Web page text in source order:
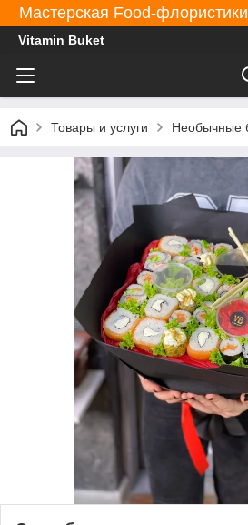
Мастерская Food-
Vitamin Buket
Товары и услуги Необычные